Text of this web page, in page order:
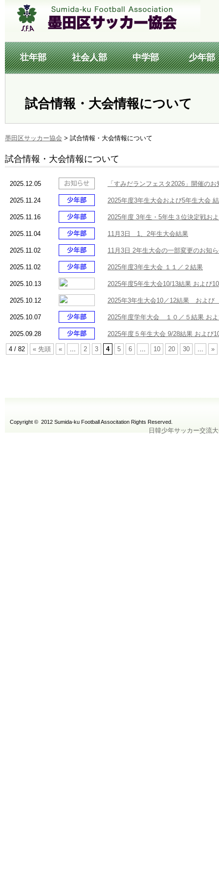
壮年部 社会人部 中学部 少年部
試合情報・大会情報について
墨田区サッカー協会 > 試合情報・大会情報について
試合情報・大会情報について
2025.12.05 「すみだランフェスタ2026」開催のお
2025.11.24 2025年度3年生大会および5年生大会
2025.11.16 2025年度 3年生・5年生３位決定戦お
2025.11.04 11月3日 1、2年生大会結果
2025.11.02 11月3日 2年生大会の一部変更のお知
2025.11.02 2025年度3年生大会 １１／２結果
2025.10.13 2025年度5年生大会10/13結果 および
2025.10.12 2025年3年生大会10／12結果 および
2025.10.07 2025年度学年大会 １０／５結果 お
2025.09.28 2025年度５年生大会 9/28結果 および
4 / 82 « 先頭 « ... 2 3 4 5 6 ... 10 20 30 ... »
Copyright © 2012 Sumida-ku Football Associtation Rights Reserved.
日韓少年サッカー交流